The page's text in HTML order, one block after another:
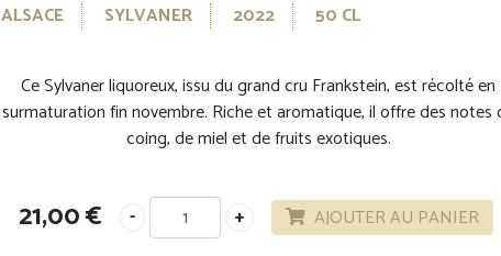
ALSACE SYLVANER 2022 50 CL
Ce Sylvaner liquoreux, issu du grand cru Frankstein, est récolté en
surmaturation fin novembre. Riche et aromatique, il offre des notes
coing, de miel et de fruits exotiques.
21,00€ AJOUTER AU PANIER